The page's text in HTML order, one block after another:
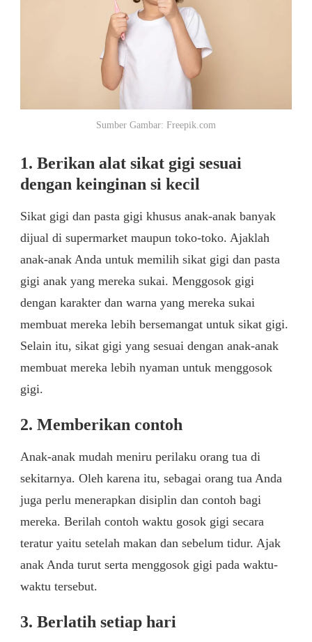
Sumber Gambar: Freepik.com
1. Berikan alat sikat gigi sesuai
dengan keinginan si kecil
Sikat gigi dan pasta gigi khusus anak-anak banyak
dijual di supermarket maupun toko-toko. Ajaklah
anak-anak Anda untuk memilih sikat gigi dan pasta
gigi anak yang mereka sukai. Menggosok gigi
dengan karakter dan warna yang mereka sukai
membuat mereka lebih bersemangat untuk sikat gigi.
Selain itu, sikat gigi yang sesuai dengan anak-anak
membuat mereka lebih nyaman untuk menggosok
gigi.
2. Memberikan contoh
Anak-anak mudah meniru perilaku orang tua di
sekitarnya. Oleh karena itu, sebagai orang tua Anda
juga perlu menerapkan disiplin dan contoh bagi
mereka. Berilah contoh waktu gosok gigi secara
teratur yaitu setelah makan dan sebelum tidur. Ajak
anak Anda turut serta menggosok gigi pada waktu-
waktu tersebut.
3. Berlatih setiap hari